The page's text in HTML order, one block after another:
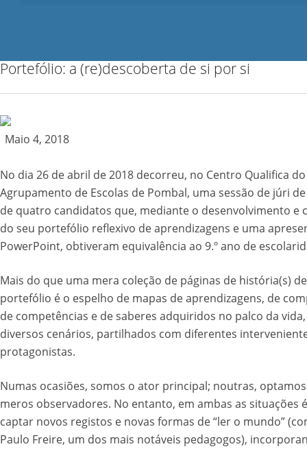
Portefólio: a (re)descoberta de si por si
Maio 4, 2018
No dia 26 de abril de 2018 decorreu, no Centro Qualifica do
Agrupamento de Escolas de Pombal, uma sessão de júri
de quatro candidatos que, mediante o desenvolvimento e
do seu portefólio reflexivo de aprendizagens e uma
PowerPoint, obtiveram equivalência ao 9.º ano de
Mais do que uma mera coleção de páginas de história(s)
portefólio é o espelho de mapas de aprendizagens, de
de competências e de saberes adquiridos no palco da
diversos cenários, partilhados com diferentes
protagonistas.
Numas ocasiões, somos o ator principal; noutras,
meros observadores. No entanto, em ambas as situações
captar novos registos e novas formas de “ler o mundo”
Paulo Freire, um dos mais notáveis pedagogos),